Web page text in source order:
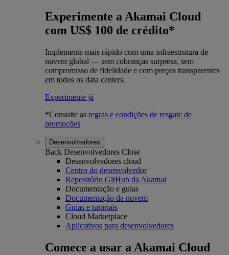
Experimente a Akamai Cloud
com US$ 100 de crédito*
Implemente mais rápido com uma infraestrutura de
nuvem global — sem cobranças surpresa, sem
compromisso de fidelidade e com preços transparentes
em todos os data centers.
Experimente já
*Consulte as regras e condições de resgate de
promoções
Desenvolvedores
Back Desenvolvedores Close
Desenvolvedores cloud
Centro do desenvolvedor
Repositório GitHub da Akamai
Documentação e guias
Documentação da nuvem
Guias e tutoriais
Cloud Marketplace
Aplicativos para desenvolvedores
Comece a usar a Akamai Cloud